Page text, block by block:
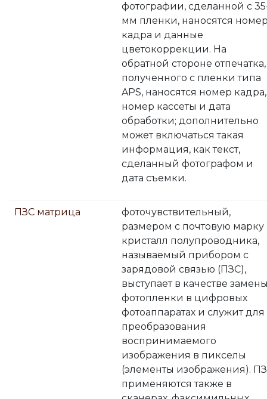
фотографии, сделанной с
мм пленки, наносятся
кадра и данные
цветокоррекции. На
обратной стороне отпечатка,
полученного с пленки типа
APS, наносятся номер кадра,
номер кассеты и дата
обработки; дополнительно
может включаться такая
информация, как текст,
сделанный фотографом и
дата съемки.
ПЗС матрица
фоточувствительный,
размером с почтовую марку
кристалл полупроводника,
называемый прибором с
зарядовой связью (ПЗС),
выступает в качестве
фотопленки в цифровых
фотоаппаратах и служит для
преобразования
воспринимаемого
изображения в пикселы
(элементы изображения).
применяются также в